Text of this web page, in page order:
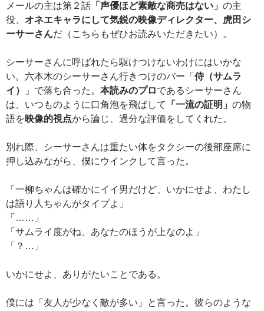
メールの主は第２話 「声優ほど素敵な商売はない」 の主
役、 オネエキャラにして気鋭の映像ディレクター、虎田シ
ーサーさんだ（こちらもぜひお読みいただきたい）。
シーサーさんに呼ばれたら駆けつけないわけにはいかな
い。六本木のシーサーさん行きつけのバー「 侍（サムラ
イ）
」で落ち合った。 本読みのプロであるシーサーさん
は、いつものように口角泡を飛ばして
「一流の証明」 の物
語を映像的視点から論じ、過分な評価をしてくれた。
別れ際、シーサーさんは重たい体をタクシーの後部座席に
押し込みながら、僕にウインクして言った。
「一柳ちゃんは確かにイイ男だけど、いかにせよ、わたし
は語り人ちゃんがタイプよ」
「……」
「サムライ度がね、あなたのほうが上なのよ」
「？…」
いかにせよ、ありがたいことである。
僕には「友人が少なく敵が多い」と言った。彼らのような